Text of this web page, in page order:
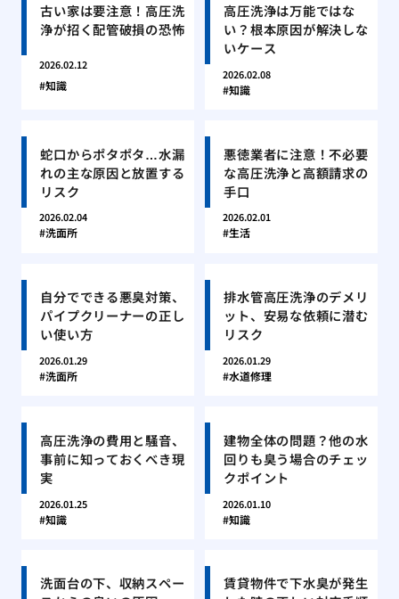
古い家は要注意！高圧洗
浄が招く配管破損の恐怖
2026.02.12
知識
高圧洗浄は万能ではな
い？根本原因が解決しな
いケース
2026.02.08
知識
蛇口からポタポタ…水漏
れの主な原因と放置する
リスク
2026.02.04
洗面所
悪徳業者に注意！不必要
な高圧洗浄と高額請求の
手口
2026.02.01
生活
自分でできる悪臭対策、
パイプクリーナーの正し
い使い方
2026.01.29
洗面所
排水管高圧洗浄のデメリ
ット、安易な依頼に潜む
リスク
2026.01.29
水道修理
高圧洗浄の費用と騒音、
事前に知っておくべき現
実
2026.01.25
知識
建物全体の問題？他の水
回りも臭う場合のチェッ
クポイント
2026.01.10
知識
洗面台の下、収納スペー
賃貸物件で下水臭が発生